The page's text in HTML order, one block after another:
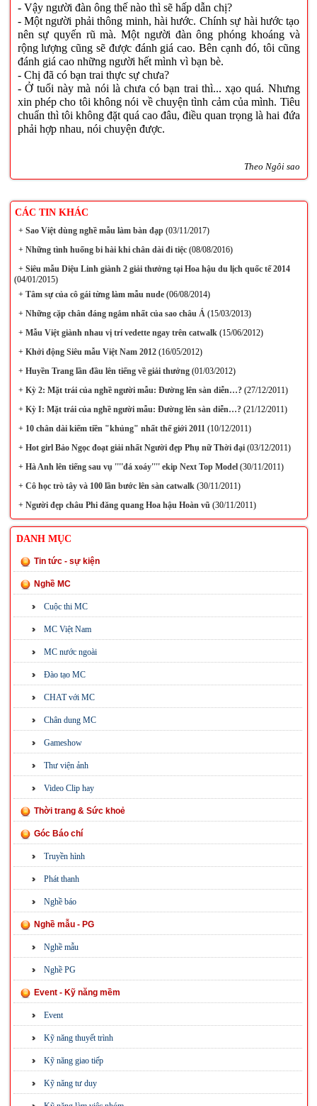
- Vậy người đàn ông thế nào thì sẽ hấp dẫn chị?
- Một người phải thông minh, hài hước. Chính sự hài hước tạo
nên sự quyến rũ mà. Một người đàn ông phóng khoáng và
rộng lượng cũng sẽ được đánh giá cao. Bên cạnh đó, tôi cũng
đánh giá cao những người hết mình vì bạn bè.
- Chị đã có bạn trai thực sự chưa?
- Ở tuổi này mà nói là chưa có bạn trai thì... xạo quá. Nhưng
xin phép cho tôi không nói về chuyện tình cảm của mình. Tiêu
chuẩn thì tôi không đặt quá cao đâu, điều quan trọng là hai đứa
phải hợp nhau, nói chuyện được.
Theo Ngôi sao
CÁC TIN KHÁC
+Sao Việt dùng nghề mẫu làm bàn đạp(03/11/2017)
+Những tình huống bi hài khi chân dài đi tiệc(08/08/2016)
+Siêu mẫu Diệu Linh giành 2 giải thưởng tại Hoa hậu du lịch quốc tế 2014
(04/01/2015)
+Tâm sự của cô gái từng làm mẫu nude(06/08/2014)
+Những cặp chân đáng ngắm nhất của sao châu Á(15/03/2013)
+Mẫu Việt giành nhau vị trí vedette ngay trên catwalk(15/06/2012)
+Khởi động Siêu mẫu Việt Nam 2012(16/05/2012)
+Huyền Trang lần đầu lên tiếng về giải thưởng(01/03/2012)
+Kỳ 2: Mặt trái của nghề người mẫu: Đường lên sàn diễn…?(27/12/2011)
+Kỳ I: Mặt trái của nghề người mẫu: Đường lên sàn diễn…?(21/12/2011)
+10 chân dài kiếm tiền "khủng" nhất thế giới 2011(10/12/2011)
+Hot girl Bảo Ngọc đoạt giải nhất Người đẹp Phụ nữ Thời đại(03/12/2011)
+Hà Anh lên tiếng sau vụ ''''đá xoáy'''' ekip Next Top Model(30/11/2011)
+Cô học trò tây và 100 lần bước lên sàn catwalk(30/11/2011)
+Người đẹp châu Phi đăng quang Hoa hậu Hoàn vũ(30/11/2011)
DANH MỤC
Tin tức - sự kiện
Nghề MC
Cuộc thi MC
MC Việt Nam
MC nước ngoài
Đào tạo MC
CHAT với MC
Chân dung MC
Gameshow
Thư viện ảnh
Video Clip hay
Thời trang & Sức khoẻ
Góc Báo chí
Truyền hình
Phát thanh
Nghề báo
Nghề mẫu - PG
Nghề mẫu
Nghề PG
Event - Kỹ năng mềm
Event
Kỹ năng thuyết trình
Kỹ năng giao tiếp
Kỹ năng tư duy